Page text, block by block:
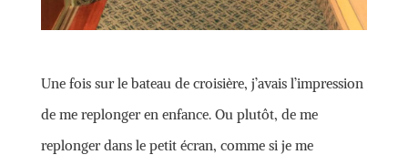
Une fois sur le bateau de croisière, j’avais l’impression
de me replonger en enfance. Ou plutôt, de me
replonger dans le petit écran, comme si je me